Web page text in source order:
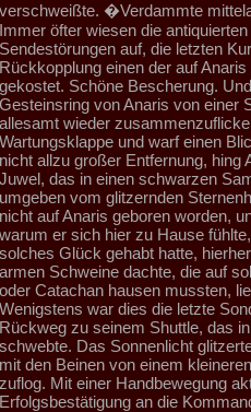
verschweißte. �Verdammte
Immer öfter wiesen die
Sendestörungen auf, die letzten
Rückkopplung einen der auf
gekostet. Schöne Bescherung.
Gesteinsring von Anaris von einer
allesamt wieder
Wartungsklappe und warf einen
nicht allzu großer Entfernung, hing
Juwel, das in einen schwarzen
umgeben vom glitzernden
nicht auf Anaris geboren worden,
warum er sich hier zu Hause
solches Glück gehabt hatte,
armen Schweine dachte, die auf
oder Catachan hausen mussten,
Wenigstens war dies die letzte
Rückweg zu seinem Shuttle, das
schwebte. Das Sonnenlicht
mit den Beinen von einem
zuflog. Mit einer Handbewegung
Erfolgsbestätigung an die